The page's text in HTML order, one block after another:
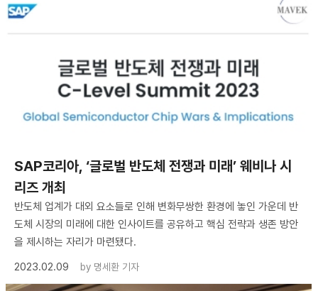
SAP코리아, ‘글로벌 반도체 전쟁과 미래’ 웨비나 시
리즈 개최
반도체 업계가 대외 요소들로 인해 변화무쌍한 환경에 놓인 가운데 반
도체 시장의 미래에 대한 인사이트를 공유하고 핵심 전략과 생존 방안
을 제시하는 자리가 마련됐다.
2023.02.09
by 명세환 기자